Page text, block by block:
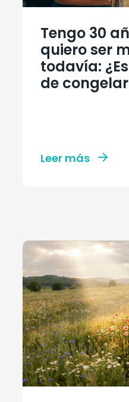
Tengo 30
quiero ser
todavía:
de
Leer más